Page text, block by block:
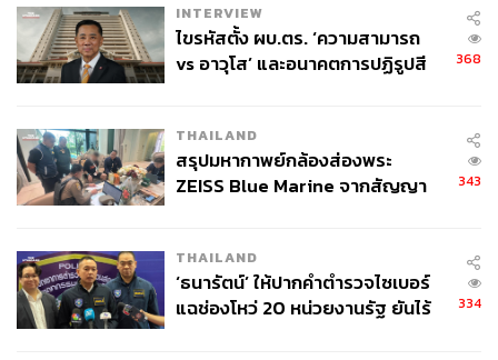
INTERVIEW
ไขรหัสตั้ง ผบ.ตร. ‘ความสามารถ
vs อาวุโส’ และอนาคตการปฏิรูปสี
368
THAILAND
สรุปมหากาพย์กล้องส่องพระ
ZEISS Blue Marine จากสัญญา
จ่ายหนี้-แอบระบุแบรนด์
343
THAILAND
‘ธนารัตน์’ ให้ปากคำตำรวจไซเบอร์
แฉช่องโหว่ 20 หน่วยงานรัฐ ยันไร้
334